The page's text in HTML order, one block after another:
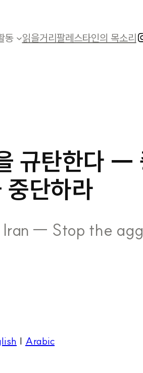
동 읽을거리팔레스타인의 목소리
규탄한다 ―
중단하라
― Stop the
| Arabic